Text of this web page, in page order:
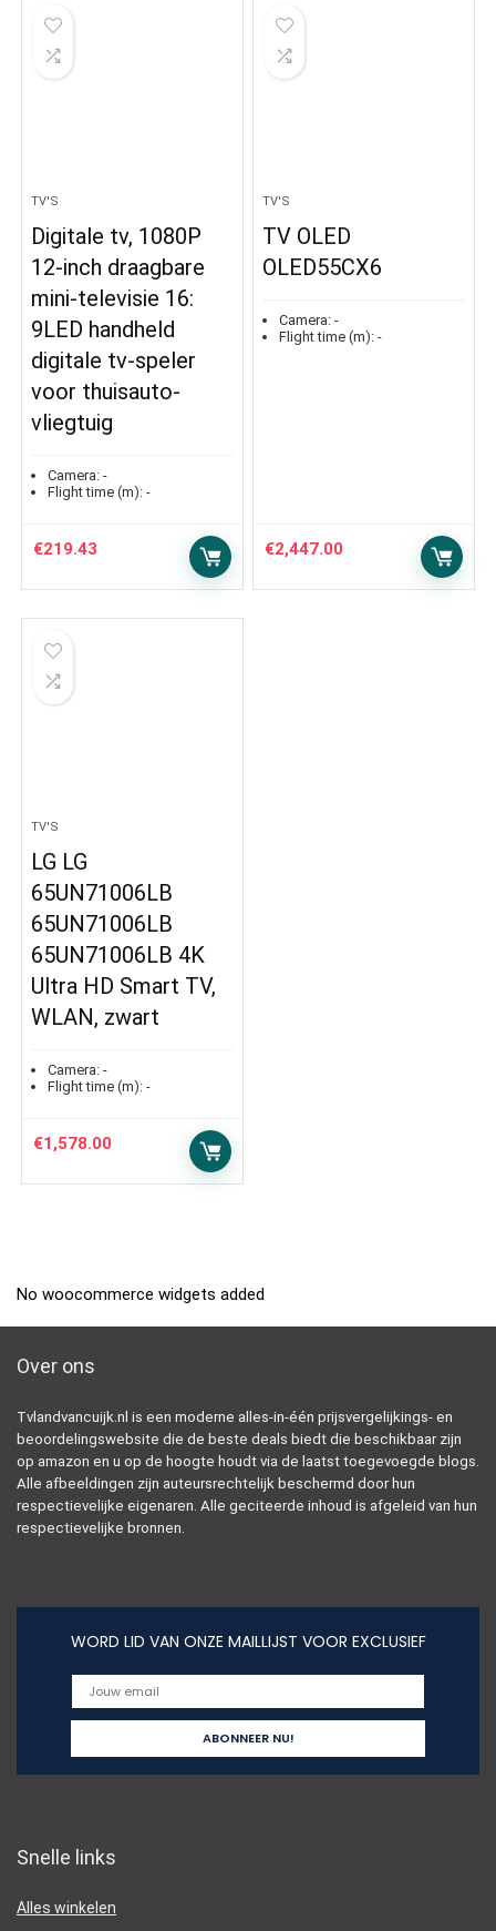
TV'S
Digitale tv, 1080P
12-inch draagbare
mini-televisie 16:
9LED handheld
digitale tv-speler
voor thuisauto-
vliegtuig
Camera: -
Flight time (m): -
€219.43
TV'S
TV OLED
OLED55CX6
Camera: -
Flight time (m): -
€2,447.00
TV'S
LG LG
65UN71006LB
65UN71006LB
65UN71006LB 4K
Ultra HD Smart TV,
WLAN, zwart
Camera: -
Flight time (m): -
€1,578.00
No woocommerce widgets added
Over ons
Tvlandvancuijk.nl is een moderne alles-in-één prijsvergelijkings- en
beoordelingswebsite die de beste deals biedt die beschikbaar zijn
op amazon en u op de hoogte houdt via de laatst toegevoegde blogs.
Alle afbeeldingen zijn auteursrechtelijk beschermd door hun
respectievelijke eigenaren. Alle geciteerde inhoud is afgeleid van hun
respectievelijke bronnen.
WORD LID VAN ONZE MAILLIJST VOOR EXCLUSIEF
Snelle links
Alles winkelen